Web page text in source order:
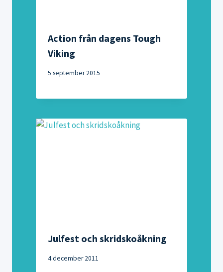
Action från dagens Tough
Viking
5 september 2015
Julfest och skridskoåkning
4 december 2011